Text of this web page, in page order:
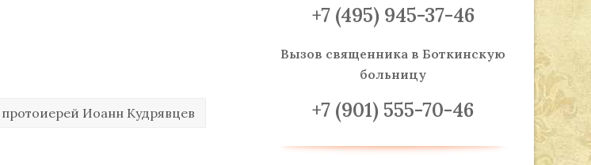
протоиерей Иоанн Кудрявцев
+7 (495) 945-37-46
Вызов священника в Боткинскую
больницу
+7 (901) 555-70-46